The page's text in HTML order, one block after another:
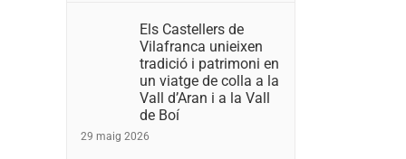
Els Castellers de
Vilafranca unieixen
tradició i patrimoni en
un viatge de colla a la
Vall d’Aran i a la Vall
de Boí
29 maig 2026